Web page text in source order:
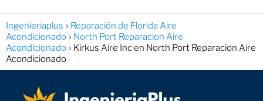
Ingenieriaplus
Reparación de Florida Aire
Acondicionado
North Port Reparacion Aire
Acondicionado
Kirkus Aire Inc en North Port Reparacion Aire
Acondicionado